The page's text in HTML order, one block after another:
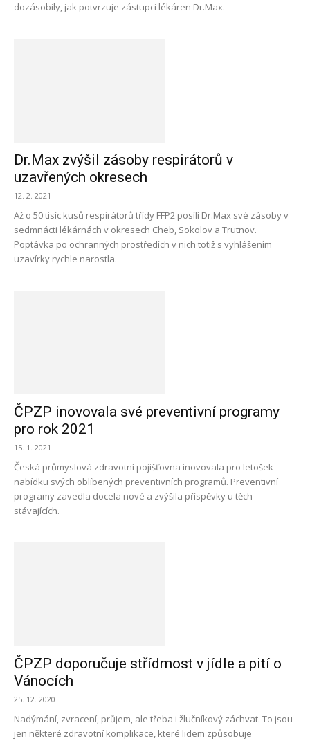
dozásobily, jak potvrzuje zástupci lékáren Dr.Max.
Dr.Max zvýšil zásoby respirátorů v
uzavřených okresech
12. 2. 2021
Až o 50 tisíc kusů respirátorů třídy FFP2 posílí Dr.Max své zásoby v
sedmnácti lékárnách v okresech Cheb, Sokolov a Trutnov.
Poptávka po ochranných prostředích v nich totiž s vyhlášením
uzavírky rychle narostla.
ČPZP inovovala své preventivní programy
pro rok 2021
15. 1. 2021
Česká průmyslová zdravotní pojišťovna inovovala pro letošek
nabídku svých oblíbených preventivních programů. Preventivní
programy zavedla docela nové a zvýšila příspěvky u těch
stávajících.
ČPZP doporučuje střídmost v jídle a pití o
Vánocích
25. 12. 2020
Nadýmání, zvracení, průjem, ale třeba i žlučníkový záchvat. To jsou
jen některé zdravotní komplikace, které lidem způsobuje